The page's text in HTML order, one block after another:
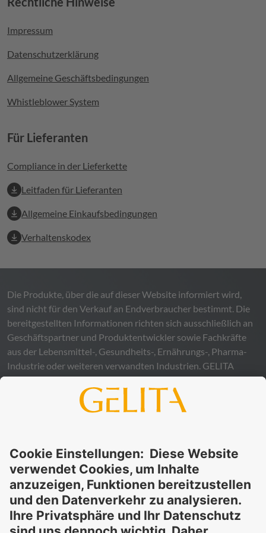
Impressum
Datenschutzerklärung
Allgemeine Geschäftsbedingungen
Whistleblower System
Für Lieferanten
Compliance in der Lieferkette
Leitfaden für Lieferanten
Allgemeine Einkaufsbedingungen
Verhaltenskodex
Die Produkte, über die auf dieser Website informiert wird,
sind nicht für den Verkauf an Endverbraucher bestimmt. Die
bereitgestellten Informationen richten sich ausschließlich an
Geschäftspartner und Produktentwickler sowie Fachkräfte
aus der Lebensmittel-, Gesundheits-, Ernährungs-, Pharma-
Industrie oder weiteren verwandten Industrien. GELITA
übernimmt keinerlei Gewähr – weder ausdrücklich noch
stillschweigend – für die Richtigkeit, Verlässlichkeit oder
Vollständigkeit der bereitgestellten Informationen und
Informationen ergeben könnte. Die Verwendung der
Informationen erfolgt auf eigenes Risiko und in eigener
Verantwortung.
Diese Erklärung entbindet Sie nicht von der Pflicht, eigene
Eignungsprüfungen und Tests durchzuführen, sowie alle